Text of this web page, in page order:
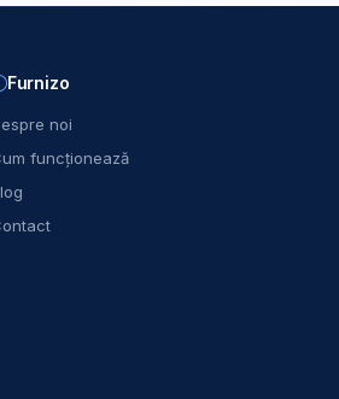
Furnizo
noi
funcționează